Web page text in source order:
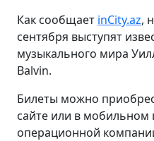
Как сообщает inCity.az,
сентября выступят
музыкального мира
Balvin.
Билеты можно
сайте или в
операционной